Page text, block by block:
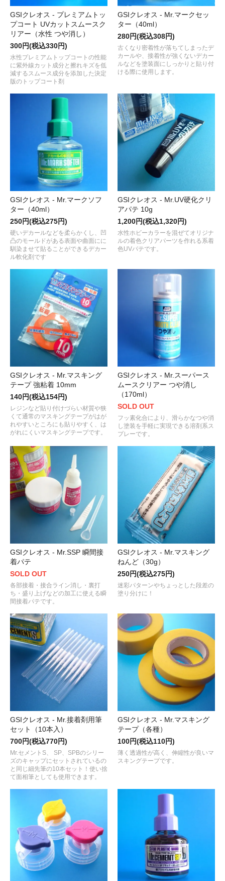
GSIクレオス - プレミアムトッ
プコート UVカットスムースク
リアー（水性 つや消し）
300円(税込330円)
水性プレミアムトップコートの性能
に紫外線カット成分と擦れキズを低
減するスムース成分を添加した決定
版のトップコート剤
GSIクレオス - Mr.マークセッ
ター（40ml）
280円(税込308円)
古くなり密着性が落ちてしまったデ
カールや、接着性が強くないデカー
ルなどを塗装面にしっかりと貼り付
ける際に使用します。
GSIクレオス - Mr.マークソフ
ター（40ml）
250円(税込275円)
硬いデカールなどを柔らかくし、凹
凸のモールドがある表面や曲面にに
馴染ませて貼ることができるデカー
ル軟化剤です
GSIクレオス - Mr.UV硬化クリ
アパテ 10g
1,200円(税込1,320円)
水性ホビーカラーを混ぜてオリジナ
ルの着色クリアパーツを作れる系着
色UVパテです。
GSIクレオス - Mr.マスキング
テープ 強粘着 10mm
140円(税込154円)
レジンなど貼り付けづらい材質や狭
くて通常のマスキングテープがはが
れやすいところにも貼りやすく、は
がれにくいマスキングテープです。
GSIクレオス - Mr.スーパース
ムースクリアー つや消し
（170ml）
SOLD OUT
フッ素化合により、滑らかなつや消
し塗装を手軽に実現できる溶剤系ス
プレーです。
GSIクレオス - Mr.SSP 瞬間接
着パテ
SOLD OUT
各部接着・接合ライン消し・裏打
ち・盛り上げなどの加工に使える瞬
間接着パテです。
GSIクレオス - Mr.マスキング
ねんど（30g）
250円(税込275円)
迷彩パターンやちょっとした段差の
塗り分けに！
GSIクレオス - Mr.接着剤用筆
セット（10本入）
700円(税込770円)
Mr.セメントS、 SP、SPBのシリー
ズのキャップにセットされているの
と同じ細先筆の10本セット！使い捨
て面相筆としても使用できます。
GSIクレオス - Mr.マスキング
テープ（各種）
100円(税込110円)
薄く透過性が高く、伸縮性が良いマ
スキングテープです。